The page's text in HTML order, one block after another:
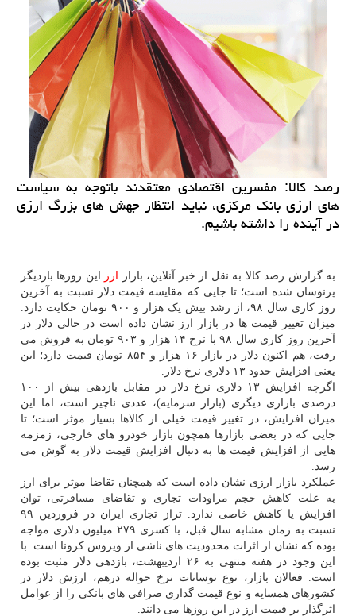
رصد كالا: مفسرین اقتصادی معتقدند باتوجه به سیاست
های ارزی بانك مركزی، نباید انتظار جهش های بزرگ ارزی
در آینده را داشته باشیم.
به گزارش رصد کالا به نقل از خبر آنلاین، بازار ارز
این روزها باردیگر
پرنوسان شده است؛ تا جایی که مقایسه قیمت دلار نسبت به آخرین
روز کاری سال ۹۸، از رشد بیش یک هزار و ۹۰۰ تومان حکایت دارد.
میزان تغییر قیمت ها در بازار ارز نشان داده است در حالی دلار در
آخرین روز کاری سال ۹۸ با نرخ ۱۴ هزار و ۹۰۳ تومان به فروش می
رفت، هم اکنون دلار در بازار ۱۶ هزار و ۸۵۴ تومان قیمت دارد؛ این
یعنی افزایش حدود ۱۳ دلاری نرخ دلار.
اگرچه افزایش ۱۳ دلاری نرخ دلار در مقابل بازدهی بیش از ۱۰۰
درصدی بازاری دیگری (بازار سرمایه)، عددی ناچیز است، اما این
میزان افزایش، در تغییر قیمت خیلی از کالاها بسیار موثر است؛ تا
جایی که در بعضی بازارها همچون بازار خودرو های خارجی، زمزمه
هایی از افزایش قیمت ها به دنبال افزایش قیمت دلار به گوش می
رسد.
عملکرد بازار ارزی نشان داده است که همچنان تقاضا موثر برای ارز
به علت کاهش حجم مراودات تجاری و تقاضای مسافرتی، توان
افزایش یا کاهش خاصی ندارد. تراز تجاری ایران در فروردین ۹۹
نسبت به زمان مشابه سال قبل، با کسری ۲۷۹ میلیون دلاری مواجه
بوده که نشان از اثرات محدودیت های ناشی از ویروس کرونا است. با
این وجود در هفته منتهی به ۲۶ اردیبهشت، بازدهی دلار مثبت بوده
است. فعالان بازار، نوع نوسانات نرخ حواله درهم، ارزش دلار در
کشورهای همسایه و نوع قیمت گذاری صرافی های بانکی را از عوامل
اثرگذار بر قیمت ارز در این روزها می دانند.